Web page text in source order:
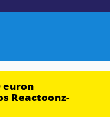
euron
Reactoonz-